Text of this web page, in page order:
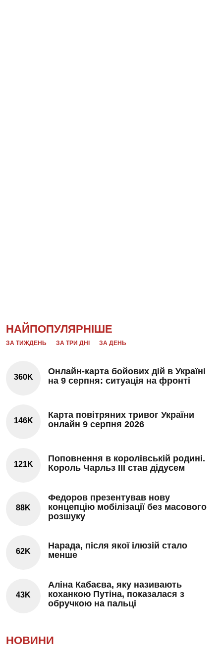
НАЙПОПУЛЯРНІШЕ
ЗА ТИЖДЕНЬ ЗА ТРИ ДНІ ЗА ДЕНЬ
360K
Онлайн-карта бойових дій в Україні
на 9 серпня: ситуація на фронті
146K
Карта повітряних тривог України
онлайн 9 серпня 2026
121K
Поповнення в королівській родині.
Король Чарльз III став дідусем
88K
Федоров презентував нову
концепцію мобілізації без масового
розшуку
62K
Нарада, після якої ілюзій стало
менше
43K
Аліна Кабаєва, яку називають
коханкою Путіна, показалася з
обручкою на пальці
НОВИНИ